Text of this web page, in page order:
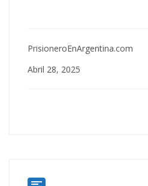
PrisioneroEnArgentina.com
Abril 28, 2025